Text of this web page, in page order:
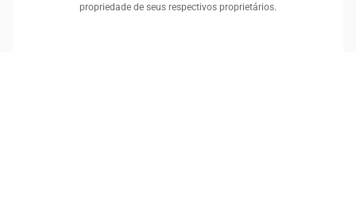
propriedade de seus respectivos proprietários.